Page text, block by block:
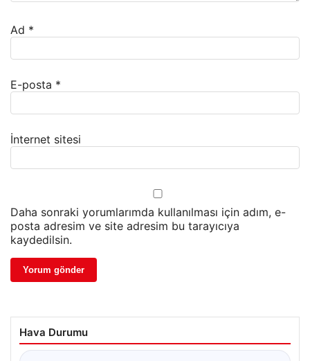
Ad *
E-posta *
İnternet sitesi
Daha sonraki yorumlarımda kullanılması için adım, e-
posta adresim ve site adresim bu tarayıcıya
kaydedilsin.
Hava Durumu